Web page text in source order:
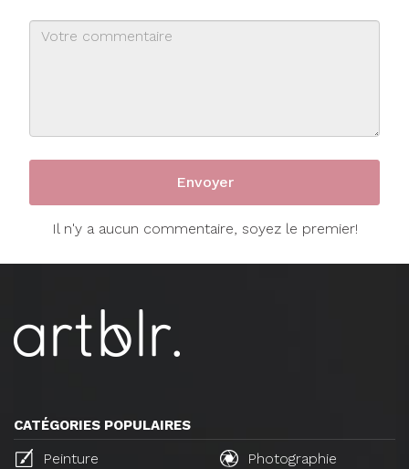
Il n'y a aucun commentaire, soyez le premier!
CATÉGORIES POPULAIRES
Peinture
Photographie